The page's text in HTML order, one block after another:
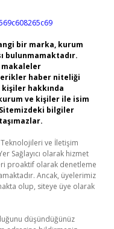
bir marka, kurum
bulunmamaktadır.
makaleler
haber niteliği
hakkında
ve kişiler ile isim
bilgiler
Teknolojileri ve İletişim
Sağlayıcı olarak hizmet
proaktif olarak denetleme
Ancak, üyelerimiz
olup, siteye üye olarak
düşündüğünüz